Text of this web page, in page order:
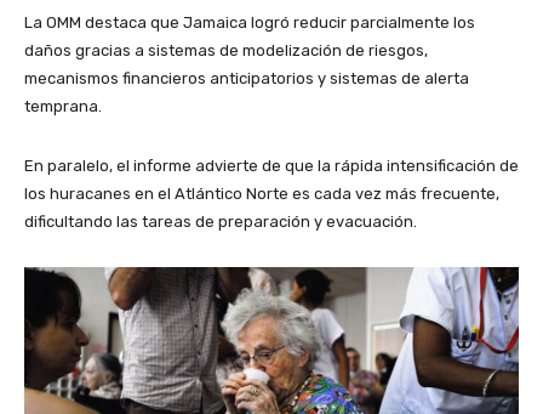
La OMM destaca que Jamaica logró reducir parcialmente los
daños gracias a sistemas de modelización de riesgos,
mecanismos financieros anticipatorios y sistemas de alerta
temprana.
En paralelo, el informe advierte de que la rápida intensificación de
los huracanes en el Atlántico Norte es cada vez más frecuente,
dificultando las tareas de preparación y evacuación.